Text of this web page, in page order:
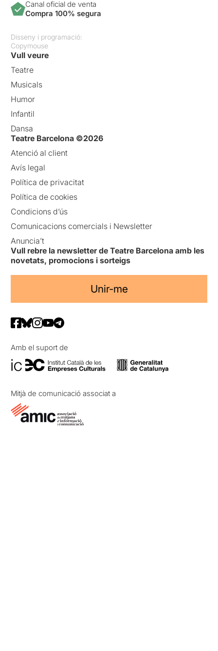
Canal oficial de venta
Compra 100% segura
Disseny i programació:
Copymouse
Vull veure
Teatre
Musicals
Humor
Infantil
Dansa
Teatre Barcelona ©2026
Atenció al client
Avís legal
Política de privacitat
Política de cookies
Condicions d’ús
Comunicacions comercials i Newsletter
Anuncia’t
Vull rebre la newsletter de Teatre Barcelona amb les
novetats, promocions i sorteigs
Unir-me
Amb el suport de
Mitjà de comunicació associat a